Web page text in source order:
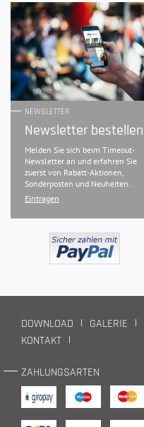
NEWSLETTER
Newsletter bestellen
Melden Sie sich beim Timeout-
Newsletter an und erfahren Sie
zuerst von Rabatt-Aktionen,
Sonderposten und Neuheiten.
Eintragen
DOWNLOAD GALERIE
KONTAKT
ZAHLUNGSARTEN